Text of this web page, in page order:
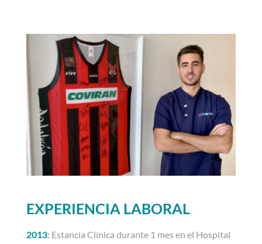
EXPERIENCIA LABORAL
2013: Estancia Clínica durante 1 mes en el Hospital